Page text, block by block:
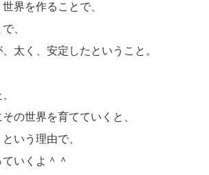
界を作ることで、
、
太く、安定したということ。
の世界を育てていくと、
いう理由で、
いくよ＾＾